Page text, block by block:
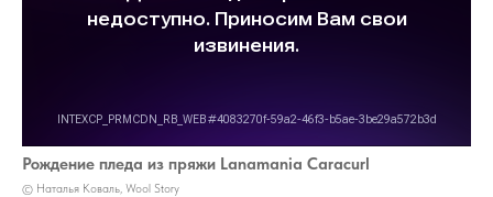
Рождение пледа из пряжи Lanamania Caracurl
© Наталья Коваль, Wool Story